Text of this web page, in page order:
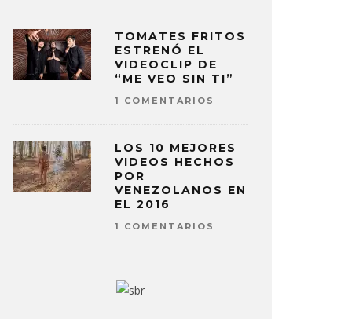
TOMATES FRITOS
ESTRENÓ EL
VIDEOCLIP DE
“ME VEO SIN TI”
1 COMENTARIOS
LOS 10 MEJORES
VIDEOS HECHOS
POR
VENEZOLANOS EN
EL 2016
1 COMENTARIOS